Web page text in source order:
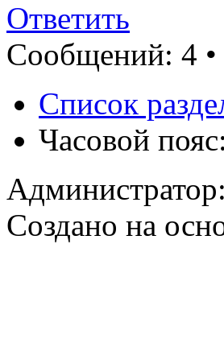
Ответить
Сообщений: 4 •
Список
Часовой
Администратор:
Создано на